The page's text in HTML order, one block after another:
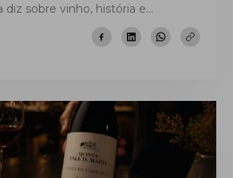
diz sobre vinho, história e